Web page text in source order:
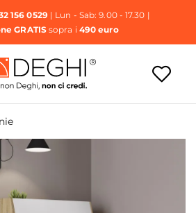
156 0529| Lun - Sab: 9.00 - 17.30 |
GRATISsopra i 490 euro